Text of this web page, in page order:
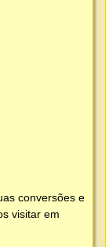
conversões e
visitar em